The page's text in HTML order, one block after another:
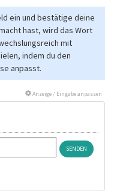
ein und bestätige deine
hast, wird das Wort
mit
indem du den
anpasst.
Anzeige / Eingabe anpassen